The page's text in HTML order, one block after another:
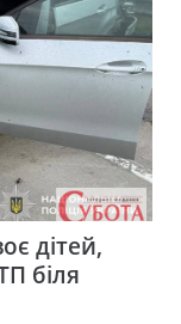
дітей,
біля